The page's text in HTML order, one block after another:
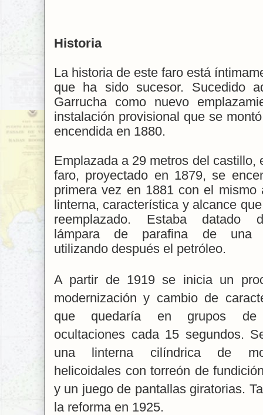
Historia
La historia de este faro está
que ha sido sucesor. Sucedido
Garrucha como nuevo
instalación provisional que se
encendida en 1880.
Emplazada a 29 metros del castillo,
faro, proyectado en 1879, se
primera vez en 1881 con el mismo
linterna, característica y alcance
reemplazado. Estaba datado
lámpara de parafina de una
utilizando después el petróleo.
A partir de 1919 se inicia un
modernización y cambio de
que quedaría en grupos de
ocultaciones cada 15 segundos.
una linterna cilíndrica de
helicoidales con torreón de
y un juego de pantallas giratorias.
la reforma en 1925.